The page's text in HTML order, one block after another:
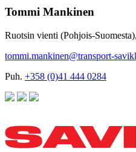
Tommi Mankinen
Ruotsin vienti (Pohjois-
tommi.mankinen@transport-
Puh. +358 (0)41 444 0284